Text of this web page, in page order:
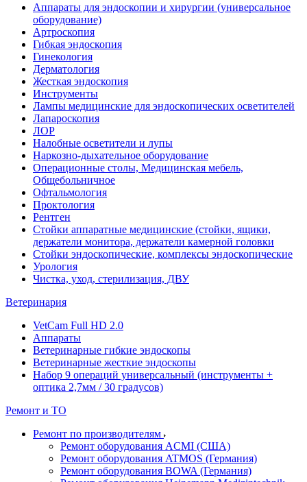
Аппараты для эндоскопии и хирургии (универсальное
оборудование)
Артроскопия
Гибкая эндоскопия
Гинекология
Дерматология
Жесткая эндоскопия
Инструменты
Лампы медицинские для эндоскопических осветителей
Лапароскопия
ЛОР
Налобные осветители и лупы
Наркозно-дыхательное оборудование
Операционные столы, Медицинская мебель,
Общебольничное
Офтальмология
Проктология
Рентген
Стойки аппаратные медицинские (стойки, ящики,
держатели монитора, держатели камерной головки
Стойки эндоскопические, комплексы эндоскопические
Урология
Чистка, уход, стерилизация, ДВУ
Ветеринария
VetCam Full HD 2.0
Аппараты
Ветеринарные гибкие эндоскопы
Ветеринарные жесткие эндоскопы
Набор 9 операций универсальный (инструменты +
оптика 2,7мм / 30 градусов)
Ремонт и ТО
Ремонт по производителям
Ремонт оборудования ACMI (США)
Ремонт оборудования ATMOS (Германия)
Ремонт оборудования BOWA (Германия)